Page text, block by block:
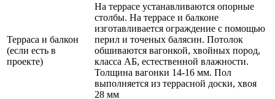
Терраса и балкон
(если есть в
проекте)
На террасе устанавливаются опорные
столбы. На террасе и балконе
изготавливается ограждение с помощью
перил и точеных балясин. Потолок
обшиваются вагонкой, хвойных пород,
класса АБ, естественной влажности.
Толщина вагонки 14-16 мм. Пол
выполняется из террасной доски, хвоя
28 мм